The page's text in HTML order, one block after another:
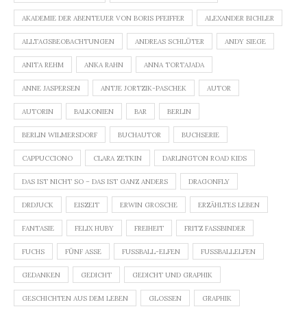
AKADEMIE DER ABENTEUER VON BORIS PFEIFFER ALEXANDER BICHLER
ALLTAGSBEOBACHTUNGEN ANDREAS SCHLÜTER ANDY SIEGE
ANITA REHM ANKA RAHN ANNA TORTAJADA
ANNE JASPERSEN ANTJE JORTZIK-PASCHEK AUTOR
AUTORIN BALKONIEN BAR BERLIN
BERLIN WILMERSDORF BUCHAUTOR BUCHSERIE
CAPPUCCIONO CLARA ZETKIN DARLINGTON ROAD KIDS
DAS IST NICHT SO – DAS IST GANZ ANDERS DRAGONFLY
DRDJUCK EISZEIT ERWIN GROSCHE ERZÄHLTES LEBEN
FANTASIE FELIX HUBY FREIHEIT FRITZ FASSBINDER
FUCHS FÜNF ASSE FUSSBALL-ELFEN FUSSBALLELFEN
GEDANKEN GEDICHT GEDICHT UND GRAPHIK
GESCHICHTEN AUS DEM LEBEN GLOSSEN GRAPHIK